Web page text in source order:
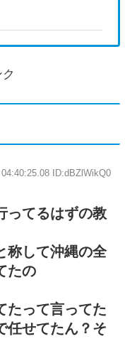
ID:dBZlWikQ0
ってるはずの教
称して沖縄の全
たの
たって言ってた
任せてたん？そ